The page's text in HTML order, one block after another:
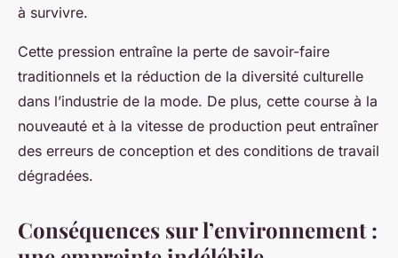
à survivre.
Cette pression entraîne la perte de savoir-faire
traditionnels et la réduction de la diversité culturelle
dans l’industrie de la mode. De plus, cette course à la
nouveauté et à la vitesse de production peut entraîner
des erreurs de conception et des conditions de travail
dégradées.
Conséquences sur l’environnement :